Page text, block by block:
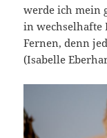
werde ich mein
in
Fernen, denn
(Isabelle